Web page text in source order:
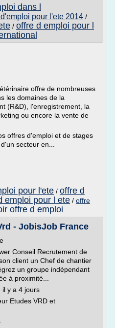
dans l
pour l'ete 2014 /
/ offre d emploi pour l
offre de nombreuses
les domaines de la
(R&D), l'enregistrement, la
ou encore la vente de
offres d'emploi et de stages
secteur en...
pour l'ete / offre d
emploi pour l ete / offre
offre d emploi
- JobisJob France
Conseil Recrutement de
client un Chef de chantier
un groupe indépendant
à proximité...
il y a 4 jours
Etudes VRD et